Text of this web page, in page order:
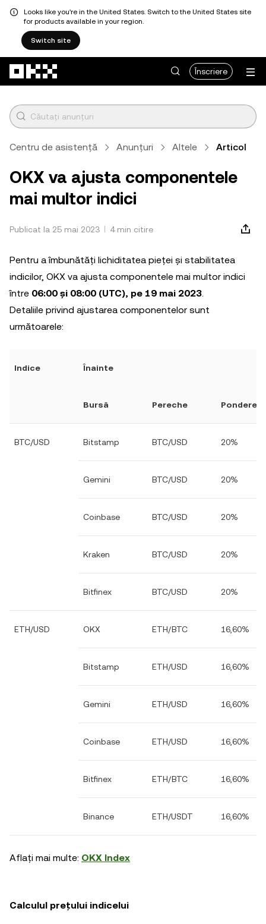
Looks like you're in the United States. Switch to the United States site
for products available in your region.
Switch site
Înscriere
Centru de asistență Anunțuri Altele Articol
OKX va ajusta componentele
mai multor indici
Publicat la 25 mai 2023 4 min citire
Pentru a îmbunătăți lichiditatea pieței și stabilitatea
indicilor, OKX va ajusta componentele mai multor indici
între 06:00 și 08:00 (UTC), pe 19 mai 2023.
Detaliile privind ajustarea componentelor sunt
următoarele:
Indice Înainte
Bursă Pereche Pondere
BTC/USD Bitstamp BTC/USD 20%
Gemini BTC/USD 20%
Coinbase BTC/USD 20%
Kraken BTC/USD 20%
Bitfinex BTC/USD 20%
ETH/USD OKX ETH/BTC 16,60%
Bitstamp ETH/USD 16,60%
Gemini ETH/USD 16,60%
Coinbase ETH/USD 16,60%
Bitfinex ETH/BTC 16,60%
Binance ETH/USDT 16,60%
Aflați mai multe: OKX Index
Calculul prețului indicelui